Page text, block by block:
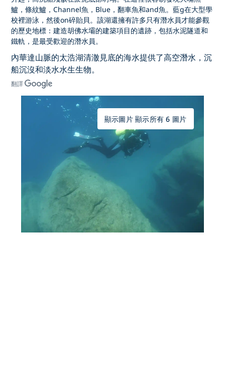
鱸，條紋鱸，Channel魚，Blue，翻車魚和and魚。藍g在大型學
校裡游泳，然後on碎貽貝。該湖還擁有許多只有潛水員才能參觀
的歷史地標：建造胡佛水壩的建築項目的遺跡，包括水泥隧道和
鐵軌，是最受歡迎的潛水員。
內華達山脈的太浩湖清澈見底的海水提供了高空潛水，沉
船沉沒和淡水水生生物。
翻譯
顯示圖片 顯示所有 6 圖片